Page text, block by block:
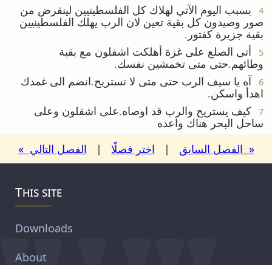
4
بسبب اليوم الآتي لهلاك كل الفلسطينيين لينقرض من
صور وصيدون كل بقية تعين لان الرب يهلك الفلسطينيين
بقية جزيرة كفتور.
5
أتى الصلع على غزة أهلكت اشقلون مع بقية
وطائهم.حتى متى تخمشين نفسك.
6 آه يا سيف الرب حتى متى لا تستريح.انضم الى غمدك
اهدأ واسكن.
7
كيف يستريح والرب قد اوصاه.على اشقلون وعلى
ساحل البحر هناك واعده
« الفصل السابق | اختر فصلًا | الفصل التالي »
This site
Downloads
About